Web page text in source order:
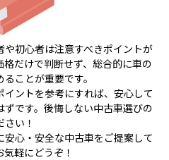
初心者は注意すべきポイントが
だけで判断せず、総合的に車の
ことが重要です。
ントを参考にすれば、安心して
です。後悔しない中古車選びの
い！
心・安全な中古車をご提案して
軽にどうぞ！